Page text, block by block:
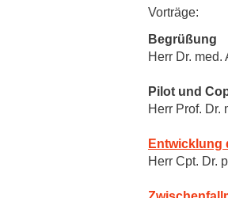
Vorträge:
Begrüßung
Herr Dr.
Pilot und
Herr Prof. Dr.
Entwicklung
Herr Cpt. Dr.